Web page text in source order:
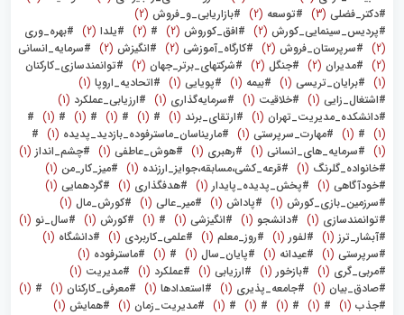
#دکتر_فضلی (3) #توسعه (2) #بازاریابی_و_فروش (2)
#پردیس_سینمایی_کورش (2) #افق_کوروش (2)
#
(2) #یلدا (2)
#بهره_وری
(2)
#سرپرستان_فروش (2) #کارگاه_آموزشی (2) #انگیزش (2)
#سرمایه_انسانی
(2)
#مدیران (2) #جنگل (2) #شرکتهای_برتر_جهان (2)
#توانمندسازی_کارکنان
(1)
#برایان_تریسی (1) #بیمه (1) #پویایی (1) #اتحادیه_اروپا (1)
#اشتغال_زایی (1) #خلاقیت (1) #سرمایه‌گذاری (1) #ارزیابی_عملکرد (1)
#دانشکده_مدیریت_تهران (1) #ارتقای_برند (1)
#
(1)
#
(1)
#
(1)
#
(1)
#
(1)
#
(1) #مهارت_سرپرستی (1) #ماریناسان_ماسترفوده_بازدید_پدیده (1)
#
(1)
#سرمایه_های_انسانی (1) #رهبری (1) #هوش_عاطفی (1) #چشم_انداز (1)
#خانواده_گلرنگ (1) #قرعه_کشی،مسابقه،جوایز_ارزنده (1) #میز_کار_من (1)
#خودآگاهی (1) #پخش_پدیده_پایدار (1) #هدفگذاری (1) #گردهمایی (1)
#سرزمین_بازی_کورش (1) #پاداش (1) #میر_عالی (1) #کورش‌_مال (1)
#توانمندسازی (1) #دانشجو (1) #انگیزشی (1)
#
(1) #کورش (1) #سال_نو (1)
#آبشار_ترز (1) #لفور (1) #روز_معلم (1) #علمی_کاربردی (1) #دانشگاه (1)
#سرپرستی (1) #عیدانه (1) #پایان_سال (1)
#
(1) #ماسترفوده (1)
#مربی_گری (1) #بازخور (1) #ارزیابی (1) #عملکرد (1) #مدیریت (1)
#صادق_بیان (1) #جامعه_پذیری (1) #استعدادها (1) #معرفی_کارکنان (1)
#
(1)
#جذب (1)
#
(1)
#
(1)
#
(1)
#
(1) #مدیریت_زمان (1) #همایش (1)